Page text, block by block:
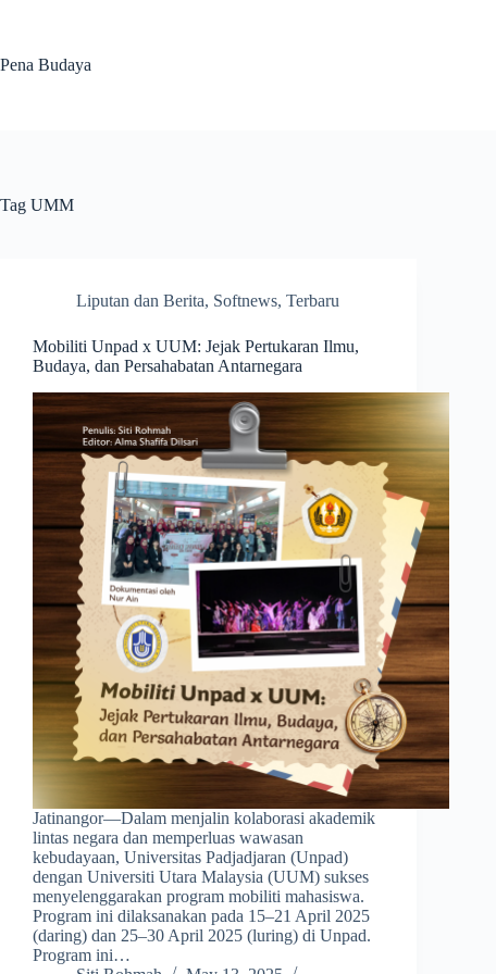
Pena Budaya
Tag UMM
Liputan dan Berita, Softnews, Terbaru
Mobiliti Unpad x UUM: Jejak Pertukaran Ilmu,
Budaya, dan Persahabatan Antarnegara
Jatinangor—Dalam menjalin kolaborasi akademik
lintas negara dan memperluas wawasan
kebudayaan, Universitas Padjadjaran (Unpad)
dengan Universiti Utara Malaysia (UUM) sukses
menyelenggarakan program mobiliti mahasiswa.
Program ini dilaksanakan pada 15–21 April 2025
(daring) dan 25–30 April 2025 (luring) di Unpad.
Program ini…